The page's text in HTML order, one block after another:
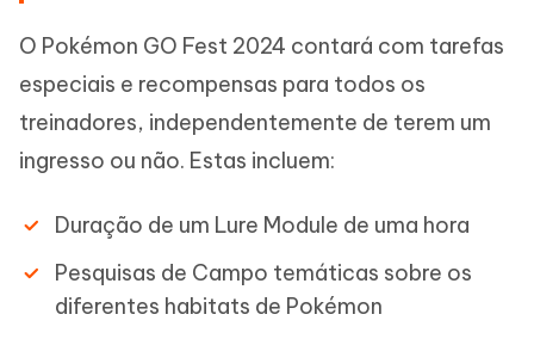
O Pokémon GO Fest 2024 contará com tarefas
especiais e recompensas para todos os
treinadores, independentemente de terem um
ingresso ou não. Estas incluem:
Duração de um Lure Module de uma hora
Pesquisas de Campo temáticas sobre os
diferentes habitats de Pokémon